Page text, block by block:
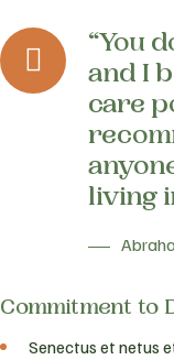
“You
and I
care
living
Commitment to
Senectus et netus